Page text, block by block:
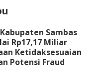
Sambas
Rp17,17 Miliar
Ketidaksesuaian
Potensi Fraud